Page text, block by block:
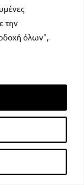
την
όλων",